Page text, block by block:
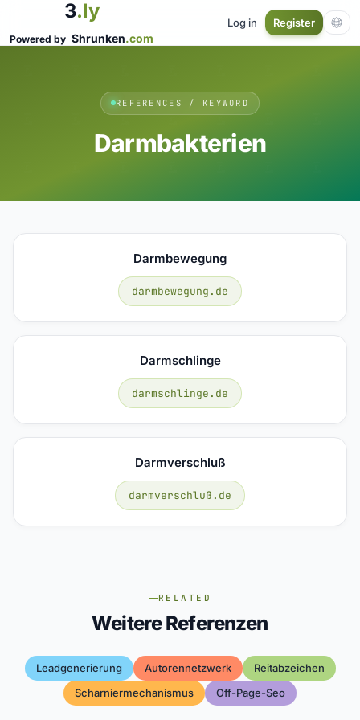
3.ly
Powered by Shrunken.com
Log in Register
REFERENCES / KEYWORD
Darmbakterien
Darmbewegung
darmbewegung.de
Darmschlinge
darmschlinge.de
Darmverschluß
darmverschluß.de
RELATED
Weitere Referenzen
Leadgenerierung Autorennetzwerk
Reitabzeichen
Scharniermechanismus
Off-Page-Seo